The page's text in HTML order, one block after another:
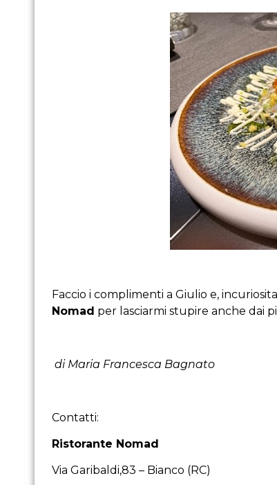
Faccio i complimenti a Giulio e,
Nomad per lasciarmi stupire anche dai
di Maria Francesca Bagnato
Contatti:
Ristorante Nomad
Via Garibaldi,83 – Bianco (RC)